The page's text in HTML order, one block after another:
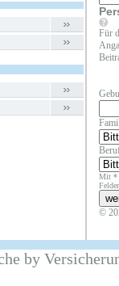
Für
Mit *
©
by